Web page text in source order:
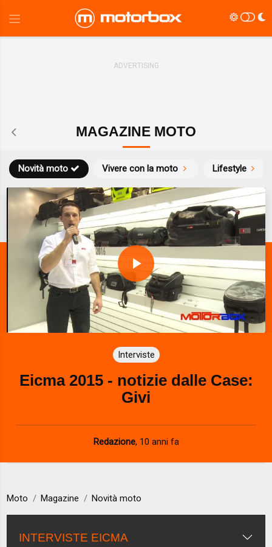
MAGAZINE MOTO
Novità moto Vivere con la moto Lifestyle
P
l
a
y
V
d
e
o
Interviste
Eicma 2015 - notizie dalle Case:
Givi
Redazione, 10 anni fa
Moto Magazine Novità moto
INTERVISTE EICMA